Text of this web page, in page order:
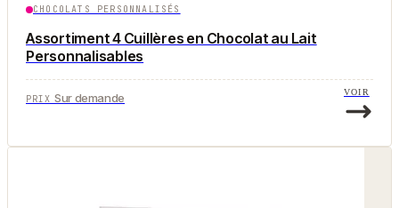
CHOCOLATS PERSONNALISÉS
Assortiment 4 Cuillères en Chocolat au Lait
Personnalisables
PRIX Sur demande VOIR